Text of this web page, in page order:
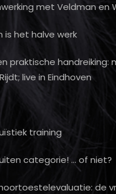
met Veldman en
is het halve werk
praktische handreiking:
live in Eindhoven
training
categorie! … of niet?
de